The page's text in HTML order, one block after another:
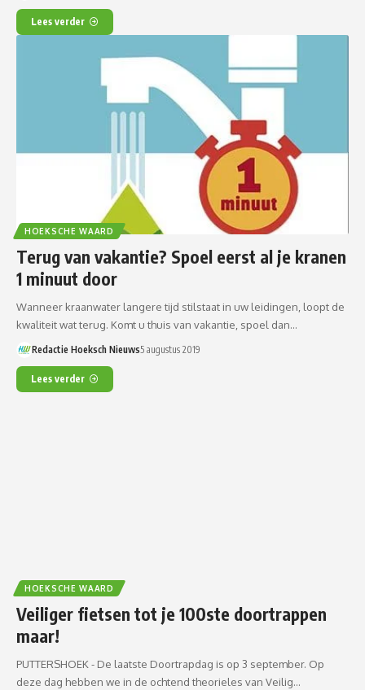
Lees verder
HOEKSCHE WAARD
Terug van vakantie? Spoel eerst al je kranen
1 minuut door
Wanneer kraanwater langere tijd stilstaat in uw leidingen, loopt de
kwaliteit wat terug. Komt u thuis van vakantie, spoel dan…
Redactie Hoeksch Nieuws5 augustus 2019
Lees verder
HOEKSCHE WAARD
Veiliger fietsen tot je 100ste doortrappen
maar!
PUTTERSHOEK - De laatste Doortrapdag is op 3 september. Op
deze dag hebben we in de ochtend theorieles van Veilig…